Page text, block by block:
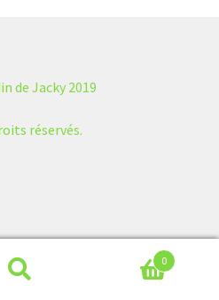
de Jacky 2019
réservés.
0